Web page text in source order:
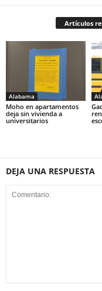
Artículos
Alabama
Moho en apartamentos
deja sin vivienda a
universitarios
DEJA UNA RESPUESTA